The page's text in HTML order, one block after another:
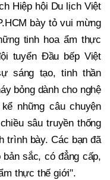
Hiệp hội Du lịch Việt
bày tỏ vui mừng
tinh hoa ẩm thực
tuyển Đầu bếp Việt
sáng tạo, tinh thần
bỏng dành cho nghệ
những câu chuyện
sâu truyền thống
trình bày. Các bạn đã
sắc, có đẳng cấp,
thực thế giới".